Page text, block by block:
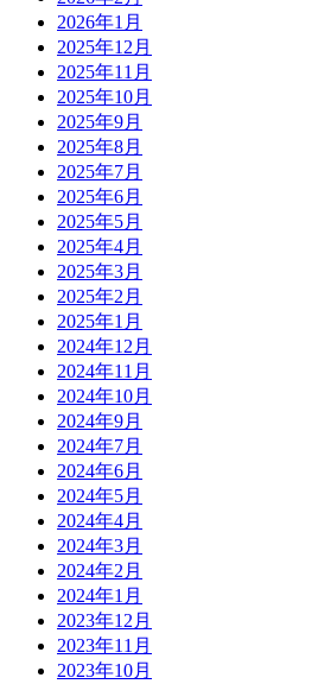
2026年1月
2025年12月
2025年11月
2025年10月
2025年9月
2025年8月
2025年7月
2025年6月
2025年5月
2025年4月
2025年3月
2025年2月
2025年1月
2024年12月
2024年11月
2024年10月
2024年9月
2024年7月
2024年6月
2024年5月
2024年4月
2024年3月
2024年2月
2024年1月
2023年12月
2023年11月
2023年10月